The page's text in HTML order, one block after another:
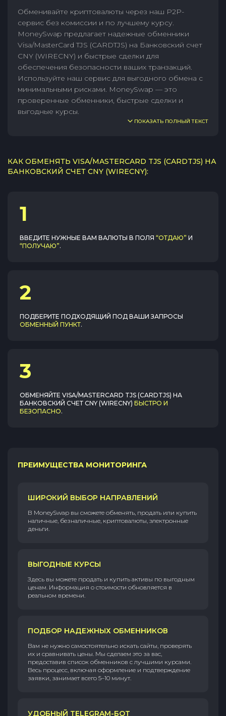
Обменивайте криптовалюты через наш P2P-
сервис без комиссии и по лучшему курсу.
MoneySwap предлагает надежные обменники
Visa/MasterCard TJS (CARDTJS) на Банковский счет
CNY (WIRECNY) и быстрые сделки для
обеспечения безопасности ваших транзакций.
Используйте наш сервис для выгодного обмена с
минимальными рисками. MoneySwap — это
проверенные обменники, быстрые сделки и
выгодные курсы.
ПОКАЗАТЬ ПОЛНЫЙ ТЕКСТ
КАК ОБМЕНЯТЬ VISA/MASTERCARD TJS (CARDTJS) НА
БАНКОВСКИЙ СЧЕТ CNY (WIRECNY):
1
ВВЕДИТЕ НУЖНЫЕ ВАМ ВАЛЮТЫ В ПОЛЯ “ОТДАЮ” И
“ПОЛУЧАЮ”.
2
ПОДБЕРИТЕ ПОДХОДЯЩИЙ ПОД ВАШИ ЗАПРОСЫ
ОБМЕННЫЙ ПУНКТ.
3
ОБМЕНЯЙТЕ VISA/MASTERCARD TJS (CARDTJS) НА
БАНКОВСКИЙ СЧЕТ CNY (WIRECNY) БЫСТРО И
БЕЗОПАСНО.
ПРЕИМУЩЕСТВА МОНИТОРИНГА
ШИРОКИЙ ВЫБОР НАПРАВЛЕНИЙ
В MoneySwap вы сможете обменять, продать или купить
наличные, безналичные, криптовалюты, электронные
деньги.
ВЫГОДНЫЕ КУРСЫ
Здесь вы можете продать и купить активы по выгодным
ценам. Информация о стоимости обновляется в
реальном времени.
ПОДБОР НАДЕЖНЫХ ОБМЕННИКОВ
Вам не нужно самостоятельно искать сайты, проверять
их и сравнивать цены. Мы сделаем это за вас,
предоставив список обменников с лучшими курсами.
Весь процесс, включая оформление и подтверждение
заявки, занимает всего 5–10 минут.
УДОБНЫЙ TELEGRAM-БОТ